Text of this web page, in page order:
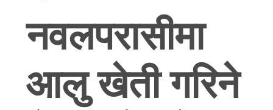
नवलपरासीमा
आलु खेती गरिने